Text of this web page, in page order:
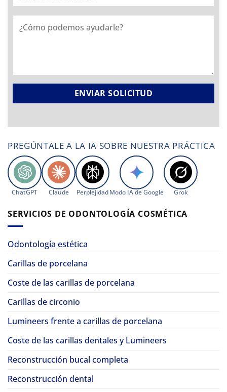
PREGÚNTALE A LA IA SOBRE NUESTRA PRÁCTICA
ChatGPT Claude Perplejidad Modo IA de Google Grok
SERVICIOS DE ODONTOLOGÍA COSMÉTICA
Odontología estética
Carillas de porcelana
Coste de las carillas de porcelana
Carillas de circonio
Lumineers frente a carillas de porcelana
Coste de las carillas dentales y Lumineers
Reconstrucción bucal completa
Reconstrucción dental